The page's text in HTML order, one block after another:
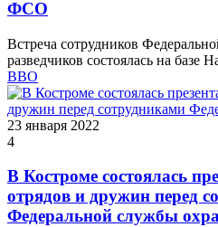
ФСО
Встреча сотрудников
разведчиков состоялась на
ВВО
23 января 2022
4
В Костроме состоялась
отрядов и дружин перед
Федеральной службы